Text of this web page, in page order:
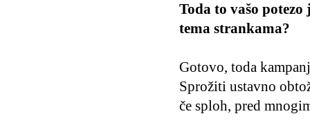
Toda to vašo
tema strankama?
Gotovo, toda
Sprožiti ustavno
če sploh, pred